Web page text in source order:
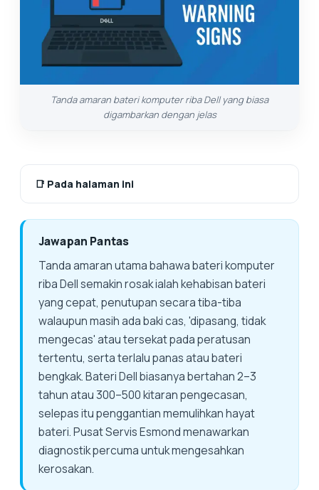
Tanda amaran bateri komputer riba Dell yang biasa
digambarkan dengan jelas
📑 Pada halaman ini
Jawapan Pantas
Tanda amaran utama bahawa bateri komputer
riba Dell semakin rosak ialah kehabisan bateri
yang cepat, penutupan secara tiba-tiba
walaupun masih ada baki cas, 'dipasang, tidak
mengecas' atau tersekat pada peratusan
tertentu, serta terlalu panas atau bateri
bengkak. Bateri Dell biasanya bertahan 2–3
tahun atau 300–500 kitaran pengecasan,
selepas itu penggantian memulihkan hayat
bateri. Pusat Servis Esmond menawarkan
diagnostik percuma untuk mengesahkan
kerosakan.